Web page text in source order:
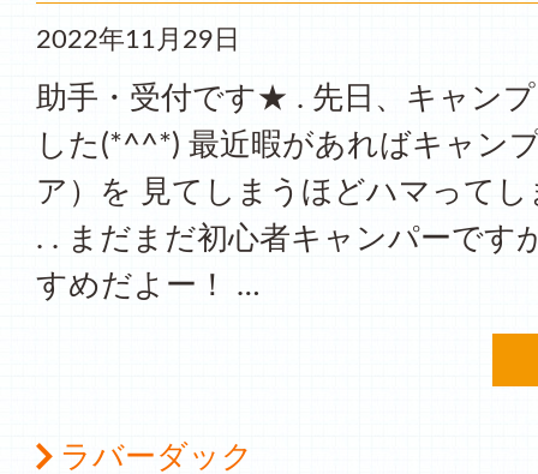
2022年11月29日
助手・受付です★ . 先日、キャン
した(*^^*) 最近暇があればキャン
ア）を 見てしまうほどハマって
. . まだまだ初心者キャンパーです
すめだよー！ …
ラバーダック